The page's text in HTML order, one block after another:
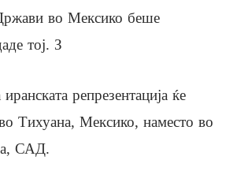
во Мексико беше
тој. З
репрезентација ќе
Тихуана, Мексико, наместо во
САД.